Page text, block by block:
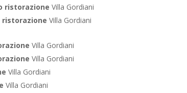
ristorazione Villa Gordiani
Villa Gordiani
Villa Gordiani
Villa Gordiani
Villa Gordiani
Villa Gordiani